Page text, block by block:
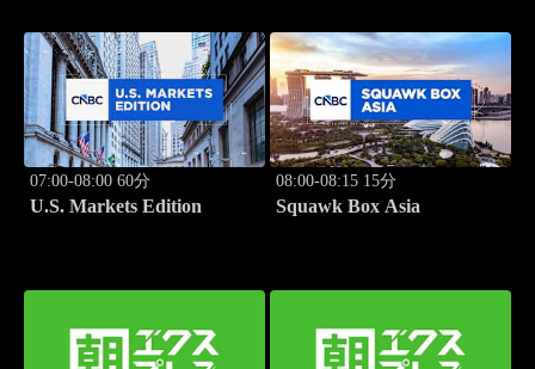
07:00-08:00 60分
U.S. Markets Edition
08:00-08:15 15分
Squawk Box Asia